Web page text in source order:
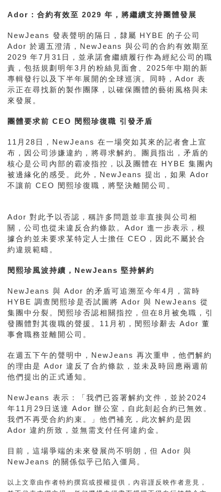
Ador：合約有效至 2029 年，將繼續支持團體發展
NewJeans 發表聲明的隔日，隸屬 HYBE 的子公司
Ador 於週五澄清，NewJeans 與公司的合約有效期至
2029 年7月31日，並承諾會繼續履行作為經紀公司的職
責，包括規劃明年3月的粉絲見面會、2025年中期的新
專輯發行以及下半年展開的全球巡演。同時，Ador 表
示正在尋找新的製作團隊，以確保團體的藝術風格與未
來發展。
團體要求前 CEO 閔熙珍復職 引發矛盾
11月28日，NewJeans 在一場突如其來的記者會上宣
布，因公司涉嫌違約，將尋求解約。團員指出，矛盾的
核心是公司內部的霸凌指控，以及團體在 HYBE 集團內
被邊緣化的感受。此外，NewJeans 提出，如果 Ador
不讓前 CEO 閔熙珍復職，將堅決離開公司。
Ador 對此予以否認，稱許多問題並非直接與公司相
關，公司也從未違反合約條款。Ador 進一步表示，根
據合約並未要求某特定人士擔任 CEO，因此不屬於合
約違規範疇。
閔熙珍風波持續，NewJeans 堅持解約
NewJeans 與 Ador 的矛盾可追溯至今年4月，當時
HYBE 調查閔熙珍是否試圖將 Ador 與 NewJeans 從
集團中分裂。閔熙珍否認相關指控，但在8月被免職，引
發團體對其復職的聲援。11月初，閔熙珍辭去 Ador 董
事會職務並離開公司。
在週五下午的聲明中，NewJeans 再次重申，他們解約
的理由是 Ador 違反了合約條款，並未及時回應兩週前
他們提出的正式通知。
NewJeans 表示：「我們已簽署解約文件，並於2024
年11月29日送達 Ador 辦公室，自此刻起合約已無效。
我們不再受合約約束。」他們補充，此次解約是因
Ador 違約所致，並無需支付任何違約金。
目前，這場爭端的未來發展尚不明朗，但 Ador 與
NewJeans 的關係似乎已陷入僵局。
以上文章由作者特約撰寫或授權提供，內容謹反映作者意見，